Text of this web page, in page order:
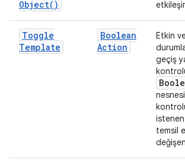
Object( )
Toggle
Template
Boolean
Action
Etkin
geçiş
temsil